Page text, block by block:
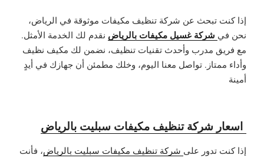
إذا كنت تبحث عن شركة تنظيف مكيفات موثوقة في الرياض،
نحن في شركة غسيل مكيفات بالرياض نقدم لك الخدمة الأمثل.
مع فريق مدرب وأحدث تقنيات تنظيف، نضمن لك مكيف نظيف
وأداء ممتاز. تواصل معنا اليوم، وخلك مطمئن أن جهازك في أيدٍ
أمينة
اسعار شركة تنظيف مكيفات سبليت بالرياض
إذا كنت تدور على شركة تنظيف مكيفات سبليت بالرياض، فأنت